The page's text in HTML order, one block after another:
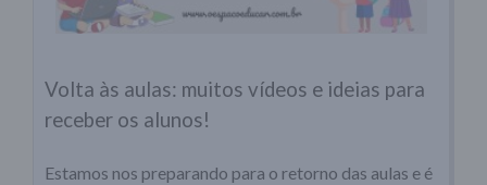
Volta às aulas: muitos vídeos e ideias para
receber os alunos!
Estamos nos preparando para o retorno das aulas e é